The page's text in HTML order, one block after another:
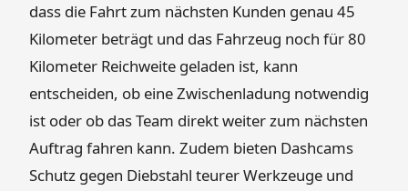
dass die Fahrt zum nächsten Kunden genau 45
Kilometer beträgt und das Fahrzeug noch für 80
Kilometer Reichweite geladen ist, kann
entscheiden, ob eine Zwischenladung notwendig
ist oder ob das Team direkt weiter zum nächsten
Auftrag fahren kann. Zudem bieten Dashcams
Schutz gegen Diebstahl teurer Werkzeuge und